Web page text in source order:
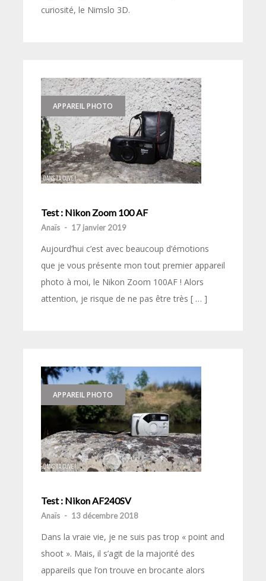
curiosité, le Nimslo 3D.
APPAREIL PHOTO
Test : Nikon Zoom 100 AF
Anaïs - 17 janvier 2019
Aujourd’hui c’est avec beaucoup d’émotions
que je vous présente mon tout premier appareil
photo à moi, le Nikon Zoom 100AF ! Alors
attention, je risque de ne pas être très [ … ]
APPAREIL PHOTO
Test : Nikon AF240SV
Anaïs - 13 décembre 2018
Dans la vraie vie, je ne suis pas trop « point and
shoot ». Mais, il s’agit de la majorité des
appareils que l’on trouve en brocante alors